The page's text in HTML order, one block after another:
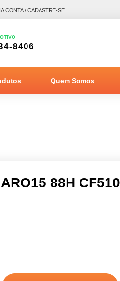
CONTA / CADASTRE-SE
8406
Quem Somos
88H CF510